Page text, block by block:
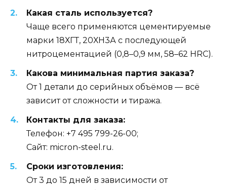
Какая сталь используется?
Чаще всего применяются цементируемые
марки 18ХГТ, 20ХН3А с последующей
нитроцементацией (0,8–0,9 мм, 58–62 HRC).
Какова минимальная партия заказа?
От 1 детали до серийных объёмов — всё
зависит от сложности и тиража.
Контакты для заказа:
Телефон: +7 495 799-26-00;
Сайт: micron-steel.ru.
Сроки изготовления:
От 3 до 15 дней в зависимости от